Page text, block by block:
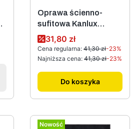
Oprawa ścienno-
sufitowa Kanlux
LAURIN EL-10 W,
model 29120
Cena promocyjna
31,80 zł
Cena regularna: 41,30 zł-23%
Najniższa cena: 41,30 zł-23%
Do koszyka
Nowość